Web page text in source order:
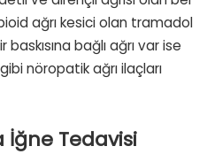
ağrı kesici olan tramadol
baskısına bağlı ağrı var ise
nöropatik ağrı ilaçları
İğne Tedavisi